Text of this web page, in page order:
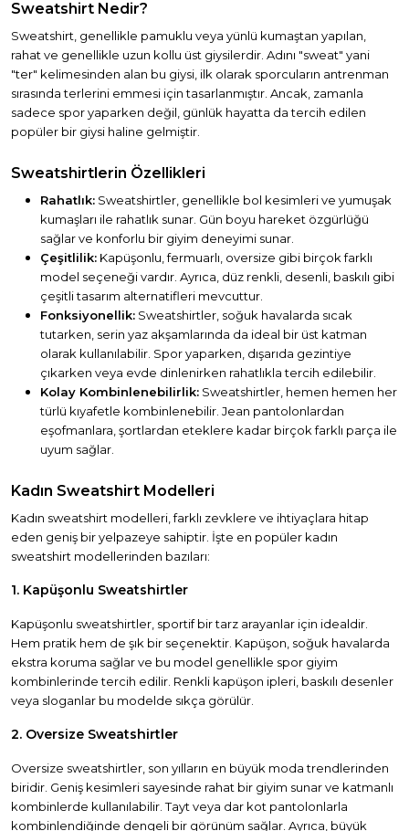
Sweatshirt Nedir?
Sweatshirt, genellikle pamuklu veya yünlü kumaştan yapılan,
rahat ve genellikle uzun kollu üst giysilerdir. Adını "sweat" yani
"ter" kelimesinden alan bu giysi, ilk olarak sporcuların antrenman
sırasında terlerini emmesi için tasarlanmıştır. Ancak, zamanla
sadece spor yaparken değil, günlük hayatta da tercih edilen
popüler bir giysi haline gelmiştir.
Sweatshirtlerin Özellikleri
Rahatlık: Sweatshirtler, genellikle bol kesimleri ve yumuşak
kumaşları ile rahatlık sunar. Gün boyu hareket özgürlüğü
sağlar ve konforlu bir giyim deneyimi sunar.
Çeşitlilik: Kapüşonlu, fermuarlı, oversize gibi birçok farklı
model seçeneği vardır. Ayrıca, düz renkli, desenli, baskılı gibi
çeşitli tasarım alternatifleri mevcuttur.
Fonksiyonellik: Sweatshirtler, soğuk havalarda sıcak
tutarken, serin yaz akşamlarında da ideal bir üst katman
olarak kullanılabilir. Spor yaparken, dışarıda gezintiye
çıkarken veya evde dinlenirken rahatlıkla tercih edilebilir.
Kolay Kombinlenebilirlik: Sweatshirtler, hemen hemen her
türlü kıyafetle kombinlenebilir. Jean pantolonlardan
eşofmanlara, şortlardan eteklere kadar birçok farklı parça ile
uyum sağlar.
Kadın Sweatshirt Modelleri
Kadın sweatshirt modelleri, farklı zevklere ve ihtiyaçlara hitap
eden geniş bir yelpazeye sahiptir. İşte en popüler kadın
sweatshirt modellerinden bazıları:
1. Kapüşonlu Sweatshirtler
Kapüşonlu sweatshirtler, sportif bir tarz arayanlar için idealdir.
Hem pratik hem de şık bir seçenektir. Kapüşon, soğuk havalarda
ekstra koruma sağlar ve bu model genellikle spor giyim
kombinlerinde tercih edilir. Renkli kapüşon ipleri, baskılı desenler
veya sloganlar bu modelde sıkça görülür.
2. Oversize Sweatshirtler
Oversize sweatshirtler, son yılların en büyük moda trendlerinden
biridir. Geniş kesimleri sayesinde rahat bir giyim sunar ve katmanlı
kombinlerde kullanılabilir. Tayt veya dar kot pantolonlarla
kombinlendiğinde dengeli bir görünüm sağlar. Ayrıca, büyük